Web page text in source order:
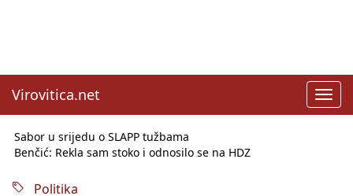
Virovitica.net
Sabor u srijedu o SLAPP tužbama
Benčić: Rekla sam stoko i odnosilo se na HDZ
godinePolitika